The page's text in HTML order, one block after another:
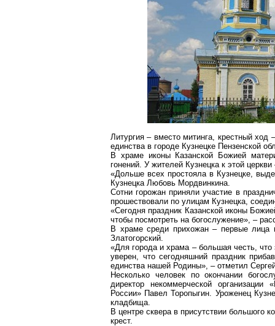
Литургия – вместо митинга, крестный
единства в городе Кузнецке Пензенской
В храме иконы Казанской Божией
гонений. У жителей Кузнецка к этой
«Дольше всех простояла в Кузнецке,
Кузнецка Любовь Мордвинкина.
Сотни горожан приняли участие в
прошествовали по улицам Кузнецка,
«Сегодня праздник Казанской иконы
чтобы посмотреть на богослужение», –
В храме среди прихожан – первые лица
Златогорский.
«Для города и храма – большая честь,
уверен, что сегодняшний праздник
единства нашей Родины», – отметил
Несколько человек по окончании
директор некоммерческой организации
России» Павел Торопыгин. Уроженец
кладбища.
В центре сквера в присутствии большого
крест.